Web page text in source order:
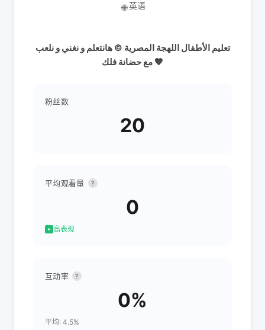
🌐 英语
تعليم الأطفال اللهجة المصرية © هانتعلم و نغني و نلعب
مع حضانة فلك 🧡
粉丝数
20
平均观看量 ?
0
高表现
互动率 ?
0%
平均: 4.5%